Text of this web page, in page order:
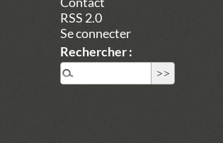
RSS 2.0
Se connecter
Rechercher :